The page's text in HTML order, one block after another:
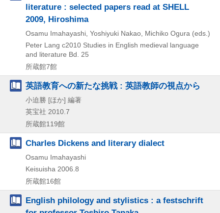
literature : selected papers read at SHELL
2009, Hiroshima
Osamu Imahayashi, Yoshiyuki Nakao, Michiko Ogura (eds.)
Peter Lang c2010 Studies in English medieval language
and literature Bd. 25
所蔵館7館
英語教育への新たな挑戦 : 英語教師の視点から
小迫勝 [ほか] 編著
英宝社 2010.7
所蔵館119館
Charles Dickens and literary dialect
Osamu Imahayashi
Keisuisha 2006.8
所蔵館16館
English philology and stylistics : a festschrift